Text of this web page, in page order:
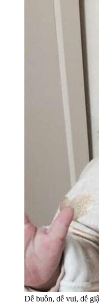
Dễ buồn, dễ vui, dễ